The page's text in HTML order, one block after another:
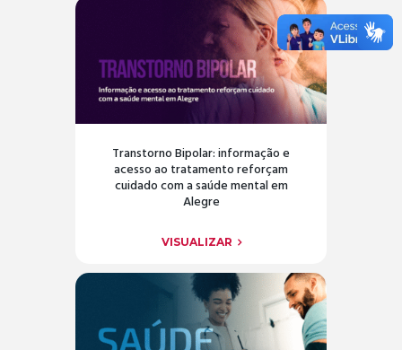
Transtorno Bipolar: informação e
acesso ao tratamento reforçam
cuidado com a saúde mental em
Alegre
VISUALIZAR